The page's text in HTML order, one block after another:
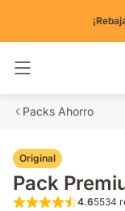
Packs Ahorro
Original
Pack
4.65534